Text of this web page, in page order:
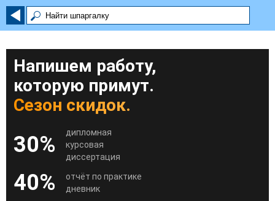
Напишем работу,
которую примут.
Сезон скидок.
30%
дипломная
курсовая
диссертация
40%
отчёт по практике
дневник